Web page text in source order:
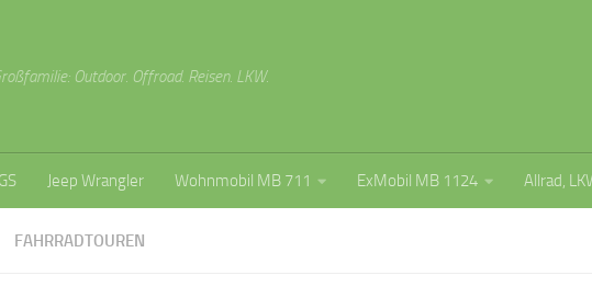
Outdoor. Offroad. Reisen. LKW.
Jeep Wrangler Wohnmobil MB 711 ExMobil MB 1124 Allrad,
FAHRRADTOUREN